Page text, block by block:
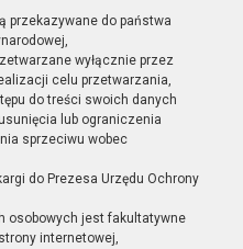
przekazywane do państwa
wyłącznie przez
celu przetwarzania,
do treści swoich danych
lub ograniczenia
sprzeciwu wobec
do Prezesa Urzędu Ochrony
osobowych jest fakultatywne
internetowej,